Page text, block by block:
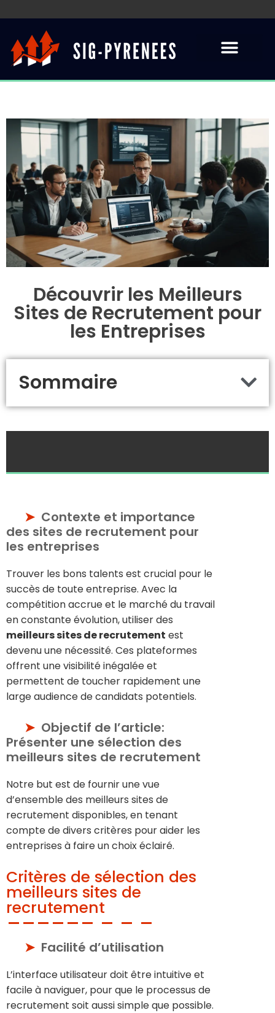
Découvrir les Meilleurs
Sites de Recrutement pour
les Entreprises
Sommaire
Contexte et importance
des sites de recrutement pour
les entreprises
Trouver les bons talents est crucial pour le
succès de toute entreprise. Avec la
compétition accrue et le marché du travail
en constante évolution, utiliser des
meilleurs sites de recrutement est
devenu une nécessité. Ces plateformes
offrent une visibilité inégalée et
permettent de toucher rapidement une
large audience de candidats potentiels.
Objectif de l’article:
Présenter une sélection des
meilleurs sites de recrutement
Notre but est de fournir une vue
d’ensemble des meilleurs sites de
recrutement disponibles, en tenant
compte de divers critères pour aider les
entreprises à faire un choix éclairé.
Critères de sélection des
meilleurs sites de
recrutement
Facilité d’utilisation
L’interface utilisateur doit être intuitive et
facile à naviguer, pour que le processus de
recrutement soit aussi simple que possible.